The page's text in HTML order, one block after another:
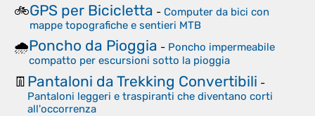
🚲GPS per Bicicletta - Computer da bici con
mappe topografiche e sentieri MTB
🌧️Poncho da Pioggia - Poncho impermeabile
compatto per escursioni sotto la pioggia
👖 Pantaloni da Trekking Convertibili -
Pantaloni leggeri e traspiranti che diventano corti
all'occorrenza